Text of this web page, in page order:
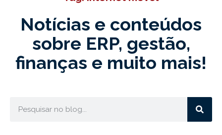
Notícias e conteúdos
sobre ERP, gestão,
finanças e muito mais!